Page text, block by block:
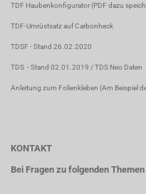
TDF Haubenkonfigurator(PDF dazu
TDF-Umrüstsatz auf Carbonheck
TDSF - Stand 26.02.2020
TDS - Stand 02.01.2019 /TDS Neo Daten
Anleitung zum Folienkleben (Am Beispiel
KONTAKT
Bei Fragen zu folgenden